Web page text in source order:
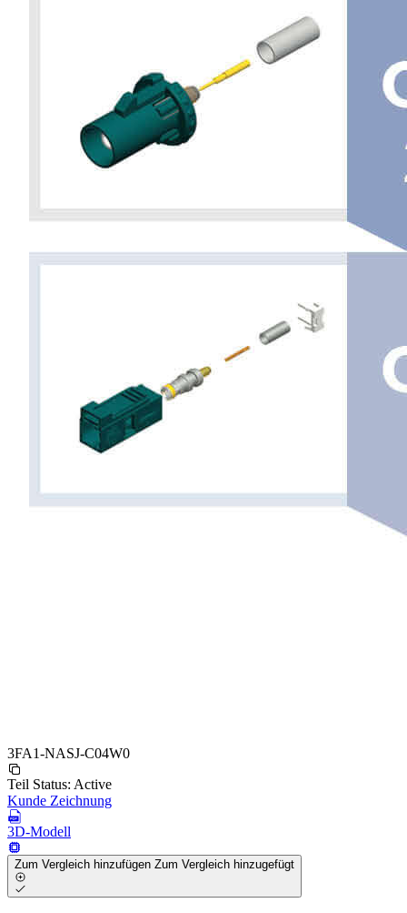
3FA1-NASJ-C04W0
Teil Status: Active
Kunde Zeichnung
3D-Modell
Zum Vergleich hinzufügen Zum Vergleich hinzugefügt